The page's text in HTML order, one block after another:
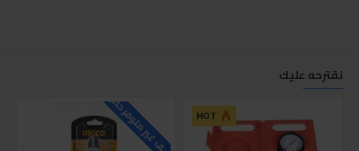
نقترحه عليك
HOT للاسف غير متوفر حاليا